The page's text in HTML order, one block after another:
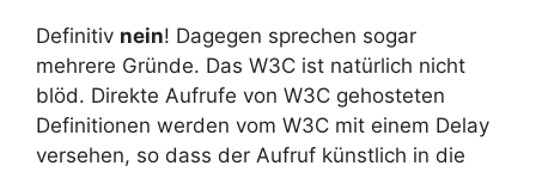
Definitiv nein! Dagegen sprechen sogar
mehrere Gründe. Das W3C ist natürlich nicht
blöd. Direkte Aufrufe von W3C gehosteten
Definitionen werden vom W3C mit einem Delay
versehen, so dass der Aufruf künstlich in die